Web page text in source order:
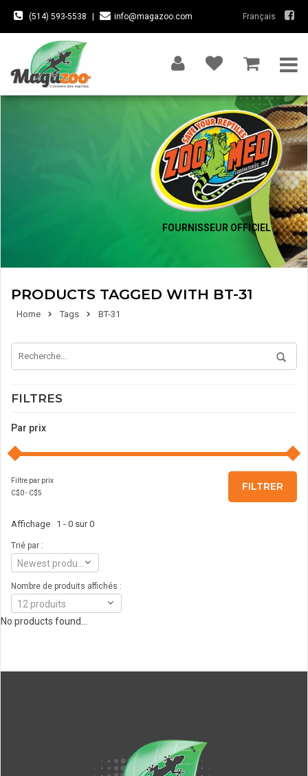
(514) 593-5538 info@magazoo.com Français
FOURNISSEUR OFFICIEL
PRODUCTS TAGGED WITH BT-31
Home Tags BT-31
FILTRES
Par prix
Filtre par prix
C$0- C$5
FILTRER
Affichage 1 - 0 sur 0
Trié par :
Nombre de produits affichés :
12 produits
No products found...